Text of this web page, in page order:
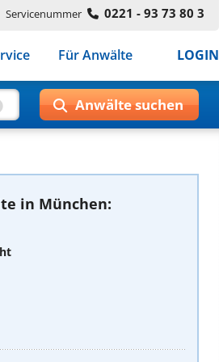
Servicenummer 0221 - 93 73 80 3
Für Anwälte LOGIN
in München: